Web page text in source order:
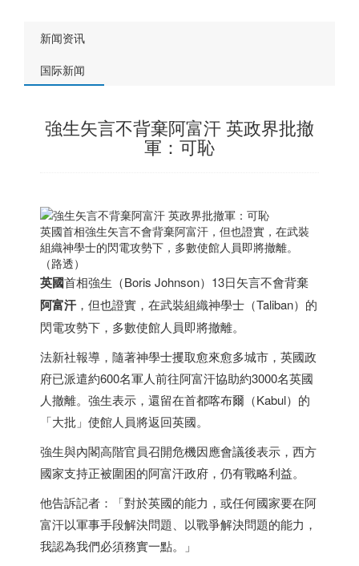
新闻资讯
国际新闻
強生矢言不背棄阿富汗 英政界批撤
軍：可恥
英國首相強生矢言不會背棄阿富汗，但也證實，在武裝
組織神學士的閃電攻勢下，多數使館人員即將撤離。
（路透）
英國首相強生（Boris Johnson）13日矢言不會背棄
阿富汗 ，但也證實，在武裝組織神學士（Taliban）的
閃電攻勢下，多數使館人員即將撤離。
法新社報導，隨著神學士攫取愈來愈多城市，英國政
府已派遣約600名軍人前往阿富汗協助約3000名英國
人撤離。強生表示，還留在首都喀布爾（Kabul）的
「大批」使館人員將返回英國。
強生與內閣高階官員召開危機因應會議後表示，西方
國家支持正被圍困的阿富汗政府，仍有戰略利益。
他告訴記者：「對於英國的能力，或任何國家要在阿
富汗以軍事手段解決問題、以戰爭解決問題的能力，
我認為我們必須務實一點。」